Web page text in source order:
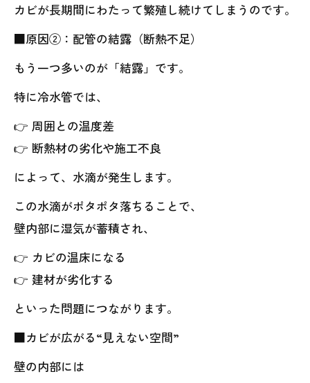
カビが長期間にわたって繁殖し続けてしまうのです。
■原因②：配管の結露（断熱不足）
もう一つ多いのが「結露」です。
特に冷水管では、
👉 周囲との温度差
👉 断熱材の劣化や施工不良
によって、水滴が発生します。
この水滴がポタポタ落ちることで、
壁内部に湿気が蓄積され、
👉 カビの温床になる
👉 建材が劣化する
といった問題につながります。
■カビが広がる“見えない空間”
壁の内部には